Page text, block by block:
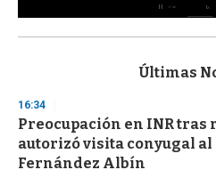
s
d
s
o
f
3
Últimas
16:34
Preocupación en INR
autorizó visita conyugal
Fernández Albín